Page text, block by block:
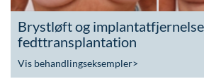
Brystløft og
fedttransplantation
Vis behandlingseksempler>